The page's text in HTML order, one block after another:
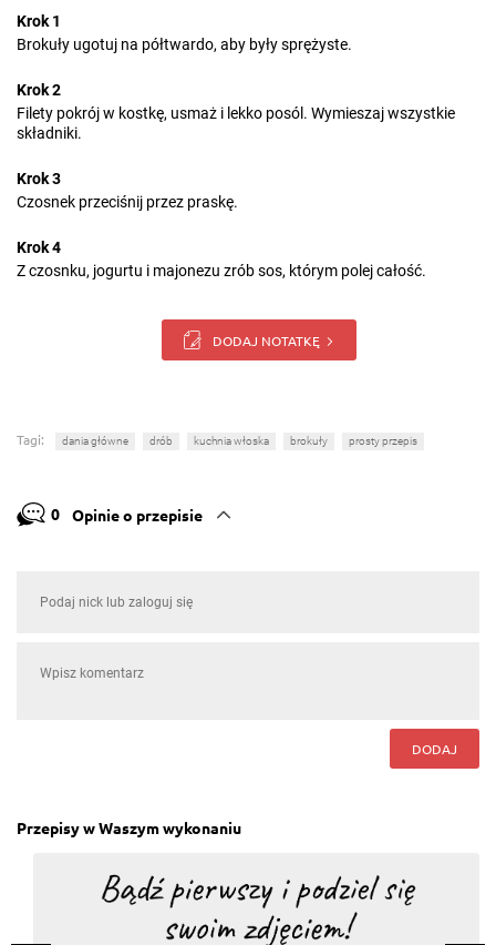
Krok 1
Brokuły ugotuj na półtwardo, aby były sprężyste.
Krok 2
Filety pokrój w kostkę, usmaż i lekko posól. Wymieszaj wszystkie
składniki.
Krok 3
Czosnek przeciśnij przez praskę.
Krok 4
Z czosnku, jogurtu i majonezu zrób sos, którym polej całość.
DODAJ NOTATKĘ
Tagi: dania główne drób kuchnia włoska brokuły prosty przepis
0 Opinie o przepisie
DODAJ
Przepisy w Waszym wykonaniu